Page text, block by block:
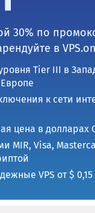
30% по
в
Tier III в
к сети
цена в долларах
MIR, Visa,
VPS от $ 0,15